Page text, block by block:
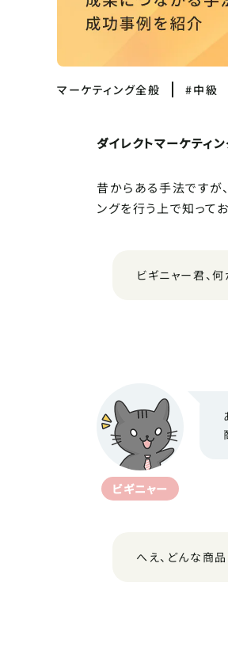
マーケティング全般 #中級
ダイレクトマーケティ
昔からある手法ですが
ングを行う上で知って
ビギニャー君、
ビギニャー
へえ、どんな商